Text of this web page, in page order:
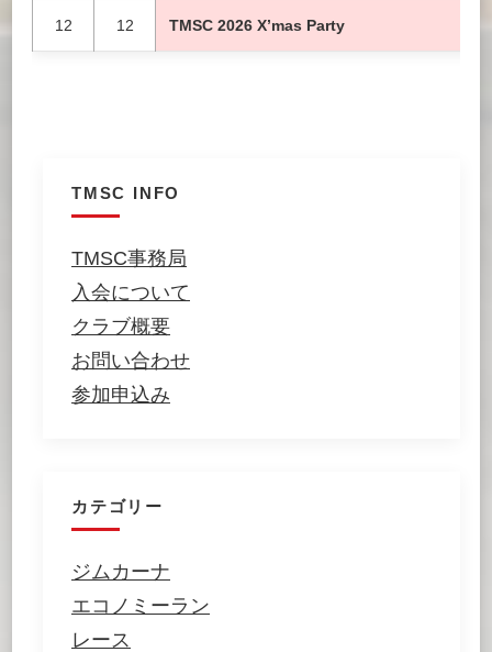
12 12 TMSC 2026 X’mas Party
TMSC INFO
TMSC事務局
入会について
クラブ概要
お問い合わせ
参加申込み
カテゴリー
ジムカーナ
エコノミーラン
レース